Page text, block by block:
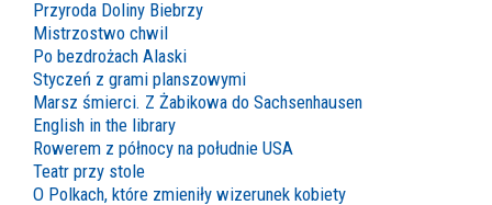
Przyroda Doliny Biebrzy
Mistrzostwo chwil
Po bezdrożach Alaski
Styczeń z grami planszowymi
Marsz śmierci. Z Żabikowa do Sachsenhausen
English in the library
Rowerem z północy na południe USA
Teatr przy stole
O Polkach, które zmieniły wizerunek kobiety